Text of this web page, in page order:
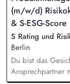
monatlichen
Tagesberichte
Kundenanlage &
Reklamationen
Kundenanliegen
(m/w/d)
& S-ESG-Score
S Rating und
Berlin
Du bist das
Ansprechpartner